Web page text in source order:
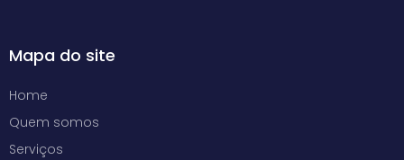
Mapa do site
Home
Quem somos
Serviços